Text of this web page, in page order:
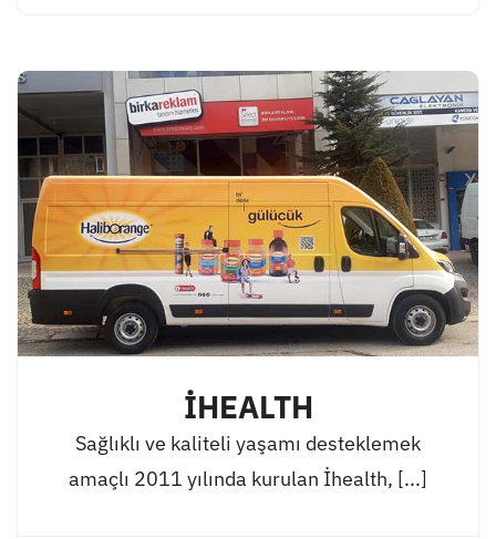
İHEALTH
Sağlıklı ve kaliteli yaşamı desteklemek
amaçlı 2011 yılında kurulan İhealth, [...]